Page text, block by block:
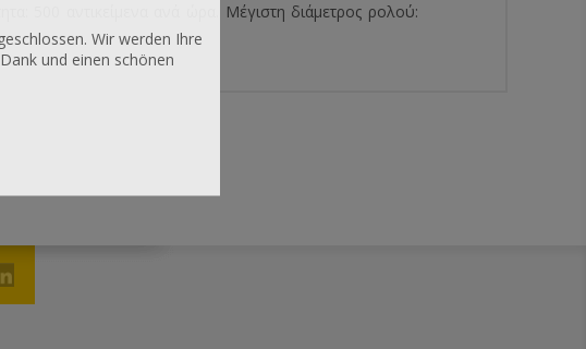
500 αντικείμενα ανά ώρα. Μέγιστη διάμετρος ρολού:
Wir werden Ihre
und einen schönen